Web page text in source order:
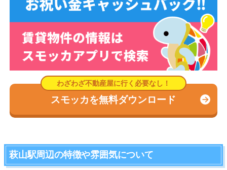
スモッカを無料ダウンロード
萩山駅周辺の特徴や雰囲気について